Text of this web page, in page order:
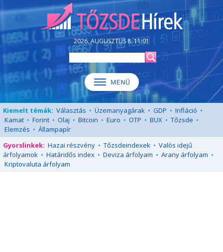
2026. AUGUSZTUS 8. 11:01
Kiemelt témák: Választás • Üzemanyagárak • GDP • Infláció •
Kamat • Forint • Olaj • Bitcoin • Euro • OTP • BUX • Tőzsde •
Elemzés • Állampapír
Gyorslinkek: Hazai részvény • Tőzsdeindexek • Valós idejű
árfolyamok • Határidős index • Deviza árfolyam • Arany árfolyam •
Kriptovaluta árfolyam